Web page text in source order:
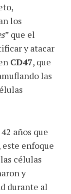
los
” que el
y atacar
CD47, que
las
años que
este enfoque
células
y
durante al